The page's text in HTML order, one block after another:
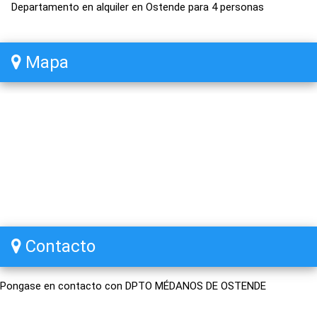
Departamento en alquiler en Ostende para 4 personas
Mapa
Contacto
Pongase en contacto con DPTO MÉDANOS DE OSTENDE